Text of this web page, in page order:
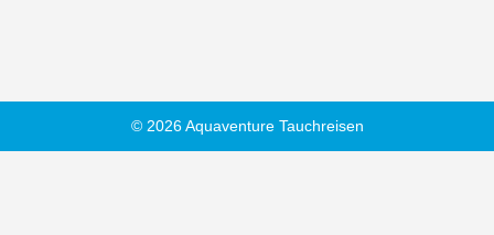
© 2026 Aquaventure Tauchreisen